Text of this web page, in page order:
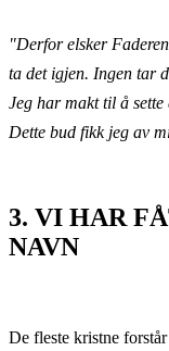
"Derfor elsker
ta det igjen. Ingen tar
Jeg har makt til å
Dette bud fikk jeg av
3. VI HAR
NAVN
De fleste kristne